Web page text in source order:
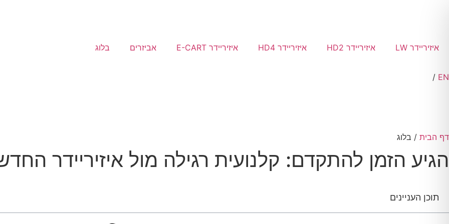
איזיריידר LW איזיריידר HD2 איזיריידר HD4 איזיריידר E-CART אביזרים בלוג
/ EN
דף הבית / בלוג
הגיע הזמן להתקדם: קלנועית רגילה מול איזיריידר
תוכן העניינים